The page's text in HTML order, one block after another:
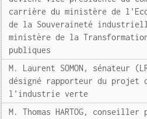
carrière du ministère de
de la Souveraineté
ministère de la
publiques
M. Laurent SOMON, sénateur
désigné rapporteur du
l'industrie verte
M. Thomas HARTOG,